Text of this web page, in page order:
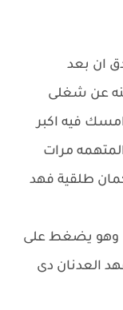
ان بعد
عن شغلى
امسك فيه اكبر
مرات
كمان طلقية فهد
وهو يضغط على
العدنان دى